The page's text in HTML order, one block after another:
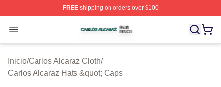
FREEshipping on orders over $100
Open menu
Carlos Alcaraz Shop ⚡️ Officially Licensed Carlos
Inicio/Carlos Alcaraz Cloth/
Carlos Alcaraz Hats &quot; Caps